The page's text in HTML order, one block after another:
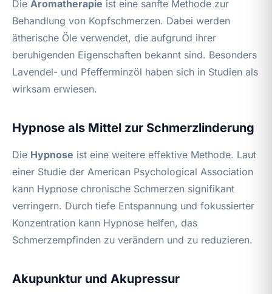
Die Aromatherapie ist eine sanfte Methode zur
Behandlung von Kopfschmerzen. Dabei werden
ätherische Öle verwendet, die aufgrund ihrer
beruhigenden Eigenschaften bekannt sind. Besonders
Lavendel- und Pfefferminzöl haben sich in Studien als
wirksam erwiesen.
Hypnose als Mittel zur Schmerzlinderung
Die Hypnose ist eine weitere effektive Methode. Laut
einer Studie der American Psychological Association
kann Hypnose chronische Schmerzen signifikant
verringern. Durch tiefe Entspannung und fokussierter
Konzentration kann Hypnose helfen, das
Schmerzempfinden zu verändern und zu reduzieren.
Akupunktur und Akupressur